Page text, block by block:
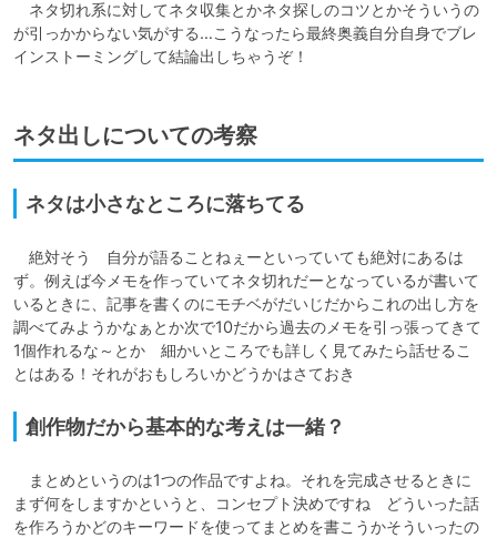
ネタ切れ系に対してネタ収集とかネタ探しのコツとかそういうの
が引っかからない気がする…こうなったら最終奥義自分自身でブレ
ネタ出しについての考察
ネタは小さなところに落ちてる
絶対そう　自分が語ることねぇーといっていても絶対にあるは
ず。例えば今メモを作っていてネタ切れだーとなっているが書いて
いるときに、記事を書くのにモチベがだいじだからこれの出し方を
調べてみようかなぁとか次で10だから過去のメモを引っ張ってきて
1個作れるな～とか　細かいところでも詳しく見てみたら話せるこ
とはある！それがおもしろいかどうかはさておき
創作物だから基本的な考えは一緒？
まとめというのは1つの作品ですよね。それを完成させるときに
まず何をしますかというと、コンセプト決めですね　どういった話
を作ろうかどのキーワードを使ってまとめを書こうかそういったの